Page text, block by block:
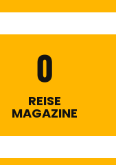
0
REISE
MAGAZINE